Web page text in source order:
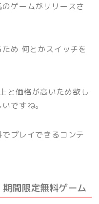
ゲームがリリースさ
め 何とかスイッチを
と価格が高いため欲し
ですね。
プレイできるコンテ
間限定無料ゲーム